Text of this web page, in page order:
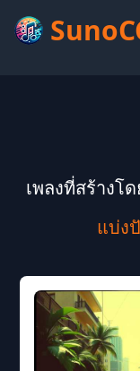
เพลงที่สร้างโ
แบ่ง